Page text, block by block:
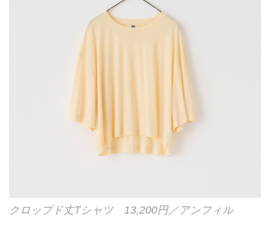
クロップド丈Tシャツ 13,200円／アンフィル